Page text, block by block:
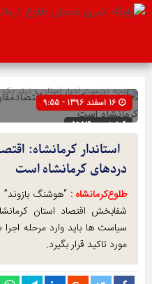
صفحه نخستاخبار استان»تیتر یک
شناسه : 5953
استاندار کرمانشاه:
دردهای کرمانشاه است
طلوع‌‌کرمانشاه : “هوشنگ
شفابخش اقتصاد استان
سیاست ها باید وارد مرحله
مورد تاکید قرار بگیرد.